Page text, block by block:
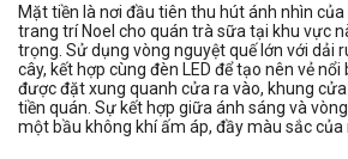
Mặt tiền là nơi đầu tiên thu hút ánh nhìn
trang trí Noel cho quán trà sữa tại khu vực
trọng. Sử dụng vòng nguyệt quế lớn với dải
cây, kết hợp cùng đèn LED để tạo nên vẻ nổi
được đặt xung quanh cửa ra vào, khung
tiền quán. Sự kết hợp giữa ánh sáng và
một bầu không khí ấm áp, đầy màu sắc của